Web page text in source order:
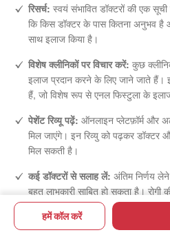
हमें कॉल करें
रिसर्च: स्वयं संभावित डॉक्टरों की एक
कि किस डॉक्टर के पास कितना अनुभव है
साथ इलाज किया है।
विशेष क्लीनिकों पर विचार करें: कुछ
इलाज प्रदान करने के लिए जाने जाते हैं।
हैं, जो विशेष रूप से एनल फिस्टुला के इलाज
पेशेंट रिव्यू पढ़ें: ऑनलाइन प्लेटफ़ॉर्म और
मिल जाएंगे। इन रिव्यु को पढ़कर डॉक्टर
मिल सकती है।
कई डॉक्टरों से सलाह लें: अंतिम निर्णय
बहुत लाभकारी साबित हो सकता है। रोगी
और डॉक्टर के दृष्टिकोण पर चर्चा करने के